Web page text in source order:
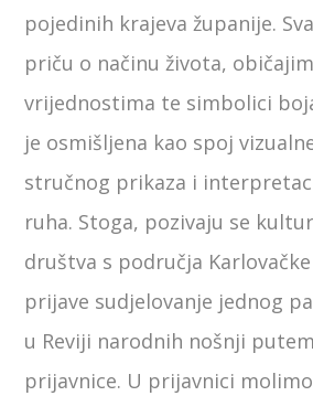
pojedinih krajeva županije.
priču o načinu života,
vrijednostima te simbolici
je osmišljena kao spoj
stručnog prikaza i
ruha. Stoga, pozivaju se
društva s područja
prijave sudjelovanje jednog
u Reviji narodnih nošnji
prijavnice. U prijavnici